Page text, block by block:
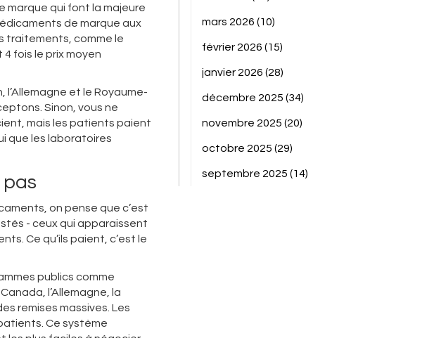
marque qui font la majeure
de marque aux
traitements, comme le
fois le prix moyen
et le Royaume-
Sinon, vous ne
mais les patients paient
que les laboratoires
pas
on pense que c’est
- ceux qui apparaissent
Ce qu’ils paient, c’est le
publics comme
l’Allemagne, la
remises massives. Les
Ce système
mars 2026 (10)
février 2026 (15)
janvier 2026 (28)
décembre 2025 (34)
novembre 2025 (20)
octobre 2025 (29)
septembre 2025 (14)